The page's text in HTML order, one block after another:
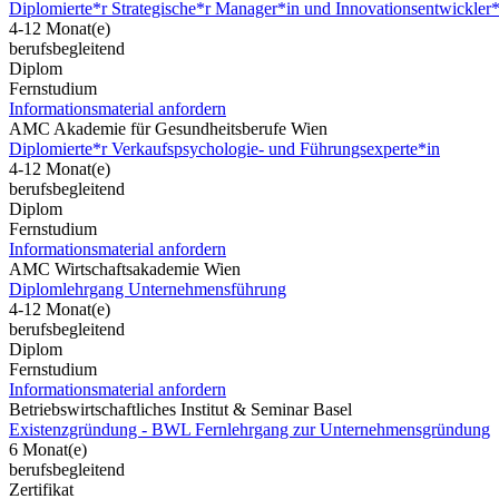
Diplomierte*r Strategische*r Manager*in und
4-12 Monat(e)
berufsbegleitend
Diplom
Fernstudium
Informationsmaterial anfordern
AMC Akademie für Gesundheitsberufe Wien
Diplomierte*r Verkaufspsychologie- und Führungsexperte*in
4-12 Monat(e)
berufsbegleitend
Diplom
Fernstudium
Informationsmaterial anfordern
AMC Wirtschaftsakademie Wien
Diplomlehrgang Unternehmensführung
4-12 Monat(e)
berufsbegleitend
Diplom
Fernstudium
Informationsmaterial anfordern
Betriebswirtschaftliches Institut & Seminar Basel
Existenzgründung - BWL Fernlehrgang zur Unternehmensgründung
6 Monat(e)
berufsbegleitend
Zertifikat